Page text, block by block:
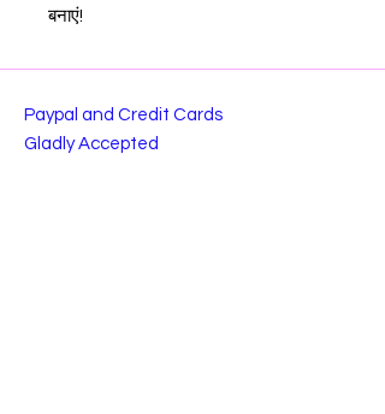
बनाएं!
Paypal and Credit Cards
Gladly Accepted